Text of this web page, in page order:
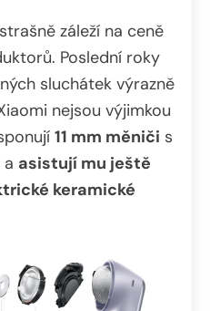
záleží na ceně
Poslední roky
sluchátek výrazně
nejsou výjimkou
11 mm měniči s
asistují mu ještě
keramické